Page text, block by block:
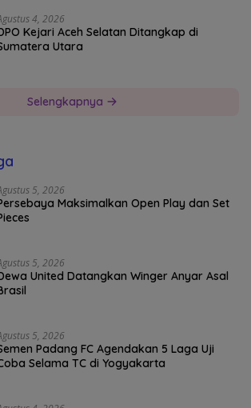
4, 2026
Kejari Aceh Selatan Ditangkap di
Utara
Selengkapnya
5, 2026
Maksimalkan Open Play dan Set
5, 2026
United Datangkan Winger Anyar Asal
5, 2026
Padang FC Agendakan 5 Laga Uji
Selama TC di Yogyakarta